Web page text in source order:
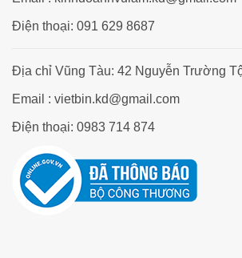
Điện thoại: 091 629 8687
Địa chỉ Vũng Tàu: 42 Nguyễn Trường
Email : vietbin.kd@gmail.com
Điện thoại: 0983 714 874